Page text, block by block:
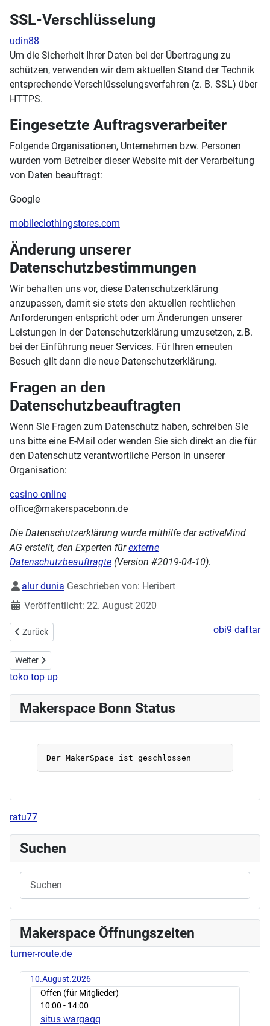
SSL-Verschlüsselung
udin88
Um die Sicherheit Ihrer Daten bei der Übertragung zu
schützen, verwenden wir dem aktuellen Stand der Technik
entsprechende Verschlüsselungsverfahren (z. B. SSL) über
HTTPS.
Eingesetzte Auftragsverarbeiter
Folgende Organisationen, Unternehmen bzw. Personen
wurden vom Betreiber dieser Website mit der Verarbeitung
von Daten beauftragt:
Google
mobileclothingstores.com
Änderung unserer
Datenschutzbestimmungen
Wir behalten uns vor, diese Datenschutzerklärung
anzupassen, damit sie stets den aktuellen rechtlichen
Anforderungen entspricht oder um Änderungen unserer
Leistungen in der Datenschutzerklärung umzusetzen, z.B.
bei der Einführung neuer Services. Für Ihren erneuten
Besuch gilt dann die neue Datenschutzerklärung.
Fragen an den
Datenschutzbeauftragten
Wenn Sie Fragen zum Datenschutz haben, schreiben Sie
uns bitte eine E-Mail oder wenden Sie sich direkt an die für
den Datenschutz verantwortliche Person in unserer
Organisation:
casino online
office@makerspacebonn.de
Die Datenschutzerklärung wurde mithilfe der activeMind
AG erstellt, den Experten fürexterne
Datenschutzbeauftragte (Version #2019-04-10).
Details
alur dunia Geschrieben von: Heribert
Veröffentlicht: 22. August 2020
Vorheriger Beitrag: Bildnachweise
Zurück obi9 daftar
Nächster Beitrag: Haftung
Weiter
toko top up
Makerspace Bonn Status
ratu77
Suchen
Makerspace Öffnungszeiten
turner-route.de
10.August.2026
Offen (für Mitglieder)
10:00 - 14:00
situs wargaqq